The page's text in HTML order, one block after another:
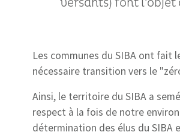
Les communes du SIBA ont fait
nécessaire transition vers le
Ainsi, le territoire du SIBA a
respect à la fois de notre
détermination des élus du SIBA